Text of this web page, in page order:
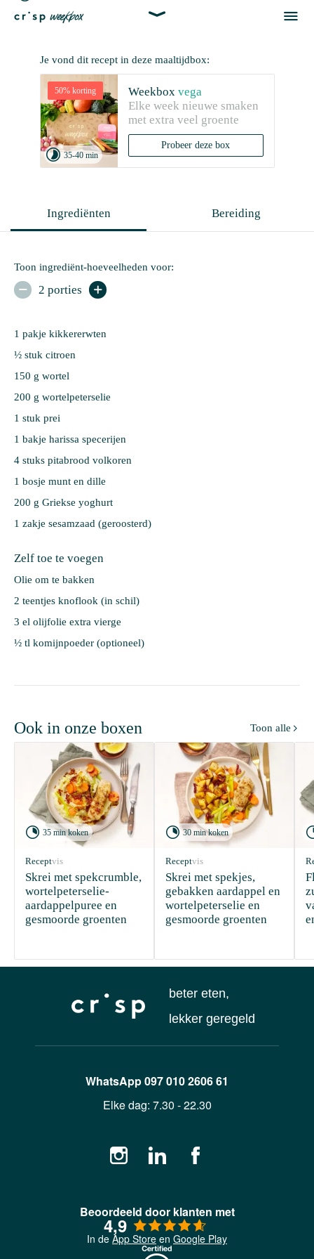


Je vond dit recept in deze maaltijdbox:
50% korting
35-40 min
Weekbox vega
Elke week nieuwe smaken
met extra veel groente
Probeer deze box
Ingrediënten Bereiding
Toon ingrediënt-hoeveelheden voor:
 2 porties 
1 pakje kikkererwten
½ stuk citroen
150 g wortel
200 g wortelpeterselie
1 stuk prei
1 bakje harissa specerijen
4 stuks pitabrood volkoren
1 bosje munt en dille
200 g Griekse yoghurt
1 zakje sesamzaad (geroosterd)
Zelf toe te voegen
Olie om te bakken
2 teentjes knoflook (in schil)
3 el olijfolie extra vierge
½ tl komijnpoeder (optioneel)
Ook in onze boxen Toon alle 
 35 min koken
Receptvis
Skrei met spekcrumble,
wortelpeterselie-
aardappelpuree en
gesmoorde groenten
30 min koken
Receptvis
Skrei met spekjes,
gebakken aardappel en
wortelpeterselie en
gesmoorde groenten
beter eten,
lekker geregeld
WhatsApp097 010 2606 61
Elke dag: 7.30 - 22.30
Beoordeeld door klanten met
4,9
In de App Store en Google Play